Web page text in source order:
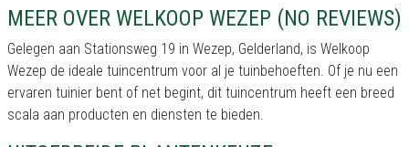
MEER OVER WELKOOP WEZEP (NO REVIEWS)
Gelegen aan Stationsweg 19 in Wezep, Gelderland, is Welkoop
Wezep de ideale tuincentrum voor al je tuinbehoeften. Of je nu een
ervaren tuinier bent of net begint, dit tuincentrum heeft een breed
scala aan producten en diensten te bieden.